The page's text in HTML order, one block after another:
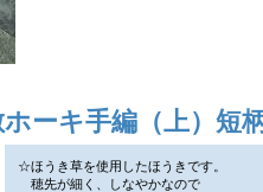
ーキ手編（上）短
☆ほうき草を使用したほうきです。
穂先が細く、しなやかなので